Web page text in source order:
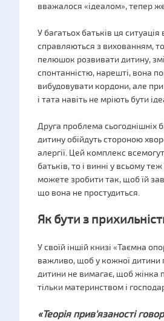
вважалося «ідеалом», тепер
У багатьох батьків ця
справляються з вихованням,
пелюшок розвивати дитину,
спонтанністю, нарешті, вона
вибудовувати кордони, але при
і тата навіть не мріють бути
Друга проблема сьогоднішніх
дитину обійдуть стороною
алергії. Цей комплекс
батьків, то і винні у всьому
можете зробити так, щоб їй
що вона не простудиться.
Як бути з
У своїй іншій книзі «Таємна
важливо, щоб у кожної дитини
дитини не вимагає, щоб жінка
тільки материнством і
«Теорія прив'язаності